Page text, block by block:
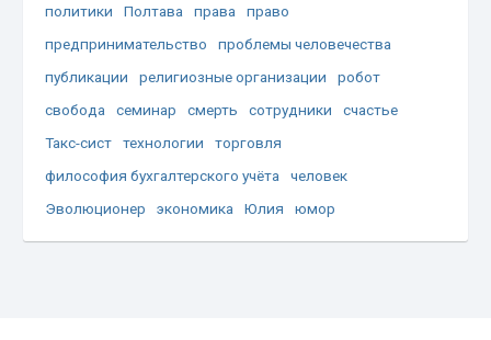
политики
Полтава права
право
предпринимательство
проблемы человечества
публикации
религиозные организации
робот
свобода
семинар смерть сотрудники
счастье
Такс-сист
технологии
торговля
философия бухгалтерского учёта
человек
Эволюционер
экономика Юлия юмор